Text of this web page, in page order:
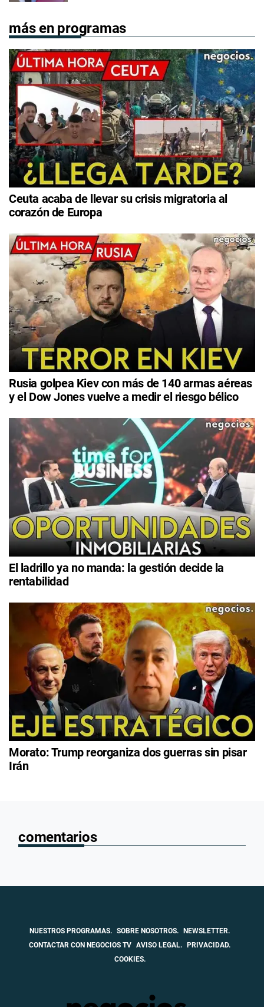
más en programas
Ceuta acaba de llevar su crisis migratoria al
corazón de Europa
Rusia golpea Kiev con más de 140 armas aéreas
y el Dow Jones vuelve a medir el riesgo bélico
El ladrillo ya no manda: la gestión decide la
rentabilidad
Morato: Trump reorganiza dos guerras sin pisar
Irán
comentarios
NUESTROS PROGRAMAS. SOBRE NOSOTROS.
NEWSLETTER.
CONTACTAR CON NEGOCIOS TV AVISO LEGAL.
PRIVACIDAD.
COOKIES.